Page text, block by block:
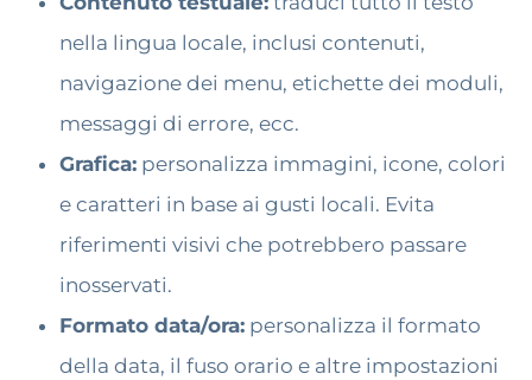
nella lingua locale, inclusi contenuti,
navigazione dei menu, etichette dei moduli,
messaggi di errore, ecc.
Grafica: personalizza immagini, icone, colori
e caratteri in base ai gusti locali. Evita
riferimenti visivi che potrebbero passare
inosservati.
Formato data/ora: personalizza il formato
della data, il fuso orario e altre impostazioni